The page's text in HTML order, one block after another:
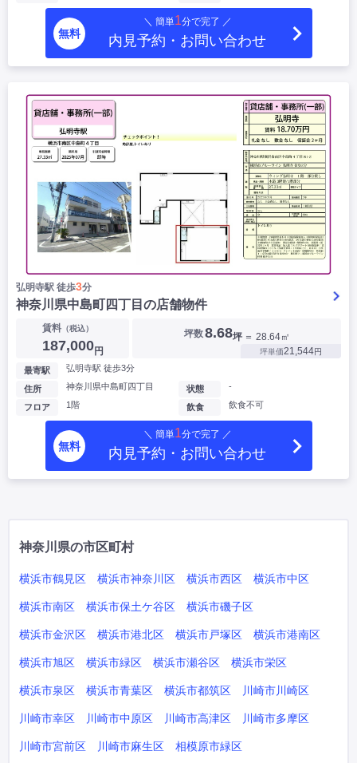
無料
＼ 簡単1分で完了 ／
内見予約・お問い合わせ
弘明寺駅 徒歩3分
神奈川県中島町四丁目の店舗物件
賃料（税込）
187,000円
坪数8.68坪 ＝ 28.64㎡
坪単価21,544円
最寄駅 弘明寺駅 徒歩3分
住所 神奈川県中島町四丁目
フロア 1階
状態 -
飲食 飲食不可
無料
＼ 簡単1分で完了 ／
内見予約・お問い合わせ
神奈川県の市区町村
横浜市鶴見区 横浜市神奈川区 横浜市西区 横浜市中区
横浜市南区 横浜市保土ケ谷区 横浜市磯子区
横浜市金沢区 横浜市港北区 横浜市戸塚区 横浜市港南区
横浜市旭区 横浜市緑区 横浜市瀬谷区 横浜市栄区
横浜市泉区 横浜市青葉区 横浜市都筑区 川崎市川崎区
川崎市幸区 川崎市中原区 川崎市高津区 川崎市多摩区
川崎市宮前区 川崎市麻生区 相模原市緑区